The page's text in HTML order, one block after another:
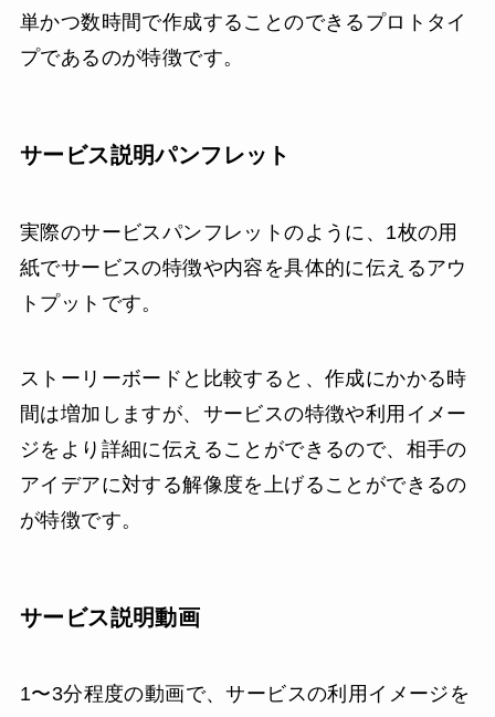
単かつ数時間で作成することのできるプロトタイ
プであるのが特徴です。
サービス説明パンフレット
実際のサービスパンフレットのように、1枚の用
紙でサービスの特徴や内容を具体的に伝えるアウ
トプットです。
ストーリーボードと比較すると、作成にかかる時
間は増加しますが、サービスの特徴や利用イメー
ジをより詳細に伝えることができるので、相手の
アイデアに対する解像度を上げることができるの
が特徴です。
サービス説明動画
1〜3分程度の動画で、サービスの利用イメージを